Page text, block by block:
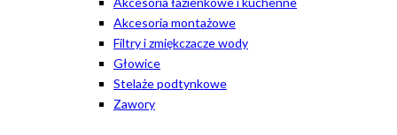
Akcesoria montażowe
Filtry i zmiękczacze wody
Głowice
Stelaże podtynkowe
Zawory